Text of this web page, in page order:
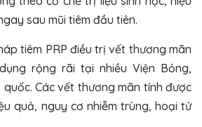
sau mũi tiêm đầu tiên.
tiêm PRP điều trị vết thương mãn
rộng rãi tại nhiều Viện Bỏng,
Các vết thương mãn tính được
quả, nguy cơ nhiễm trùng, hoại tử